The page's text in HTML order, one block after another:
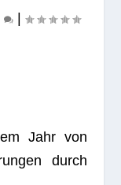
Jahr von
durch